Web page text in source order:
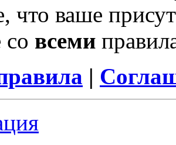
что ваше
со всеми
|